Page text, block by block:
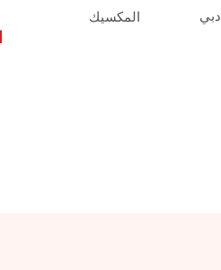
دبي المكسيك